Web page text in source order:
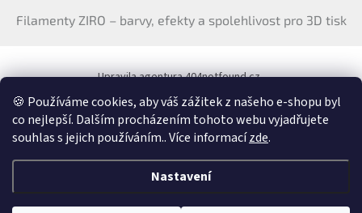
🍪 Používáme cookies, aby váš zážitek z našeho e-shopu byl
co nejlepší. Dalším procházením tohoto webu vyjadřujete
souhlas s jejich používáním.. Více informacízde.
Nastavení
Filamenty ZIRO – barvy, efekty a spolehlivost pro 3D tisk
Upravila agentura 404notfound.cz
Katalog filamentů ERYONE pro ČR
Vytvořil Shoptet &